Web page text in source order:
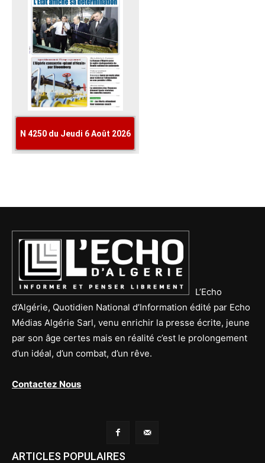
L’Echo
d’Algérie, Quotidien National d’Information édité par Echo
Médias Algérie Sarl, venu enrichir la presse écrite, jeune
par son âge certes mais en réalité c’est le prolongement
d’un idéal, d’un combat, d’un rêve.
Contactez Nous
ARTICLES POPULAIRES